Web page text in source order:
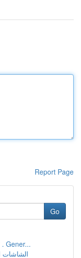
Report Page
Go
Gener...
الشاشات